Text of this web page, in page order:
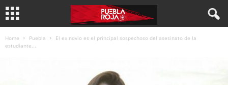
Home Puebla
El ex novio es el principal sospechoso del asesinato de la
estudiante...